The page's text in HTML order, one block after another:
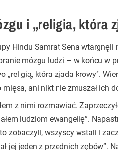
i „religia, która
Hindu Samrat Sena
mózgu ludzi – w końcu w
„religią, która zjada krowy”.
ani nikt nie zmuszał ich
z nimi rozmawiać.
ludziom ewangelię”.
zobaczyli, wszyscy wstali i
jej jeden z przednich zębów”.